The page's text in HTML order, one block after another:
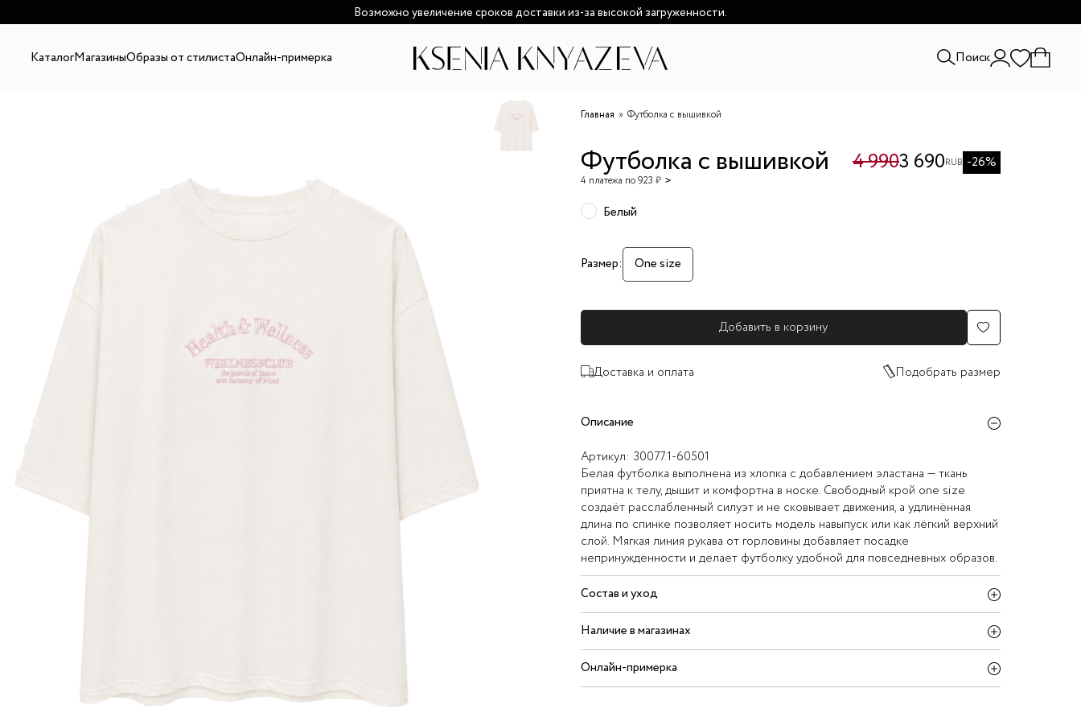
Возможно увеличение сроков доставки из-за высокой загруженности.
КаталогМагазиныОбразы от стилистаОнлайн-примерка Поиск
Главная Футболка с вышивкой
Футболка с вышивкой
4 платежа по 923 ₽
4 9903 690RUB -26%
Белый
Размер: One size
Добавить в корзину
Доставка и оплата Подобрать размер
Описание
Артикул: 30077.1-60501
Белая футболка выполнена из хлопка с добавлением эластана — ткань
приятна к телу, дышит и комфортна в носке. Свободный крой one size
создаёт расслабленный силуэт и не сковывает движения, а удлинённая
длина по спинке позволяет носить модель навыпуск или как лёгкий верхний
слой. Мягкая линия рукава от горловины добавляет посадке
непринуждённости и делает футболку удобной для повседневных образов.
Состав и уход
Наличие в магазинах
Онлайн-примерка